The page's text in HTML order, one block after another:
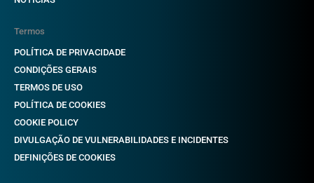
Termos
POLÍTICA DE PRIVACIDADE
CONDIÇÕES GERAIS
TERMOS DE USO
POLÍTICA DE COOKIES
COOKIE POLICY
DIVULGAÇÃO DE VULNERABILIDADES E INCIDENTES
DEFINIÇÕES DE COOKIES